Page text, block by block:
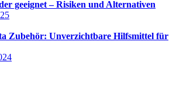
geeignet – Risiken und Alternativen
Zubehör: Unverzichtbare Hilfsmittel für